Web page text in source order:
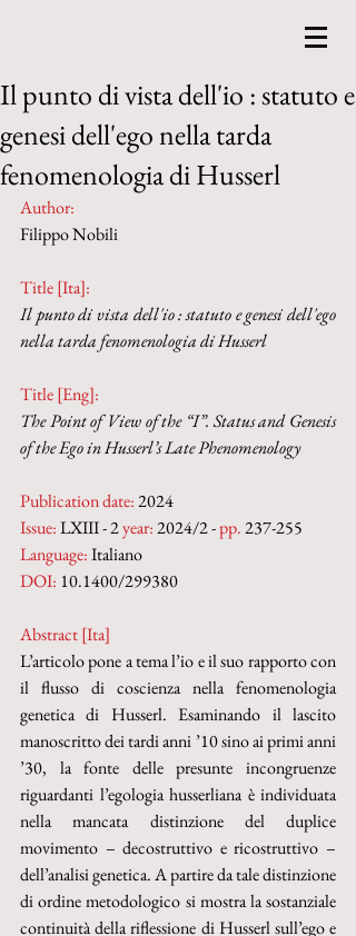
Il punto di vista dell'io : statuto e
genesi dell'ego nella tarda
fenomenologia di Husserl
Author:
Filippo Nobili
Title [Ita]:
Il punto di vista dell'io : statuto e genesi dell'ego
nella tarda fenomenologia di Husserl
Title [Eng]:
The Point of View of the “I”. Status and Genesis
of the Ego in Husserl’s Late Phenomenology
Publication date: 2024
Issue: LXIII - 2 year: 2024/2 - pp. 237-255
Language: Italiano
DOI: 10.1400/299380
Abstract [Ita]
L’articolo pone a tema l’io e il suo rapporto con
il flusso di coscienza nella fenomenologia
genetica di Husserl. Esaminando il lascito
manoscritto dei tardi anni ’10 sino ai primi anni
’30, la fonte delle presunte incongruenze
riguardanti l’egologia husserliana è individuata
nella mancata distinzione del duplice
movimento – decostruttivo e ricostruttivo –
dell’analisi genetica. A partire da tale distinzione
di ordine metodologico si mostra la sostanziale
continuità della riflessione di Husserl sull’ego e